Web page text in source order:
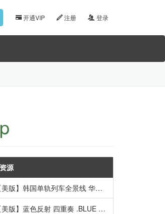
开通VIP 注册 登录
源
版】韩国单轨列车全景线 华盖山 .Korean Monorail Panorama Line Hwagaesan 中文
美版】蓝色反射 四重奏 .BLUE REFLECTION Quartet 英语